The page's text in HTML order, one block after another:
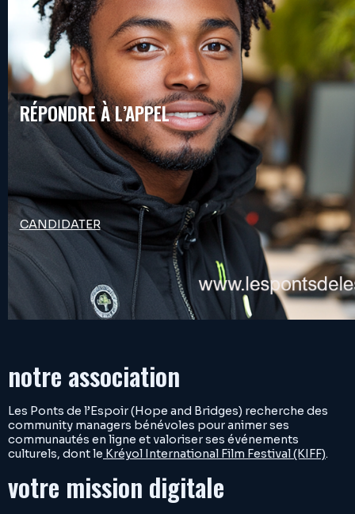
RÉPONDRE À L’APPEL
CANDIDATER
notre association
Les Ponts de l’Espoir (Hope and Bridges) recherche des
community managers bénévoles pour animer ses
communautés en ligne et valoriser ses événements
culturels, dont le Kréyol International Film Festival (KIFF).
votre mission digitale